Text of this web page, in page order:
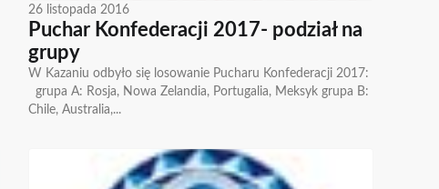
26 listopada 2016
Puchar Konfederacji 2017- podział na
grupy
W Kazaniu odbyło się losowanie Pucharu Konfederacji 2017:
grupa A: Rosja, Nowa Zelandia, Portugalia, Meksyk grupa B:
Chile, Australia,...